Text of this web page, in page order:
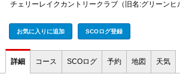
チェリーレイクカントリークラブ（旧名:グリーンヒ
お気に入りに追加 SCOログ登録
詳細 コース SCOログ 予約 地図 天気